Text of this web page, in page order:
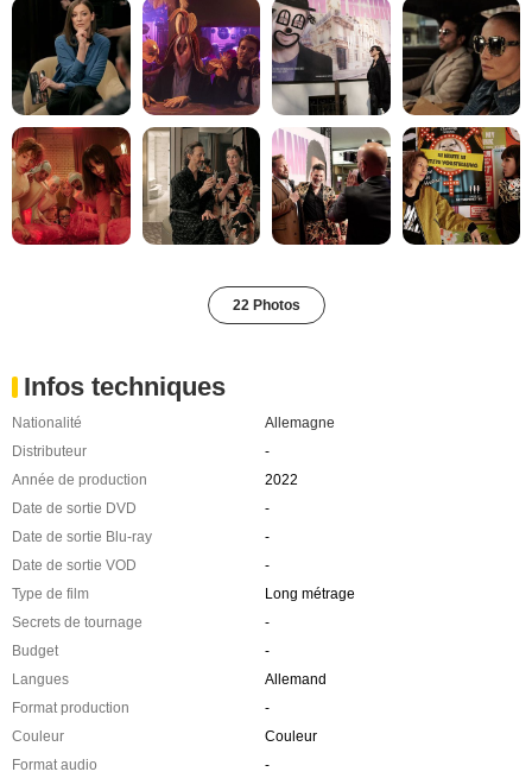
22 Photos
Infos techniques
Nationalité
Allemagne
Distributeur
-
Année de production
2022
Date de sortie DVD
-
Date de sortie Blu-ray
-
Date de sortie VOD
-
Type de film
Long métrage
Secrets de tournage
-
Budget
-
Langues
Allemand
Format production
-
Couleur
Couleur
Format audio
-